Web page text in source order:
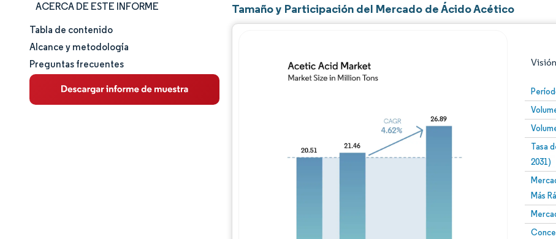
ACERCA DE ESTE INFORME
Tamaño y cuota de mercado
Análisis de mercado
Tendencias e ideas
Tabla de contenido
Alcance y metodología
Preguntas frecuentes
Tamaño y Participación del Mercado de Ácido Acético
Tasa
2031)
Más
Imagen © Mordor Intelligence. El uso requiere atribución